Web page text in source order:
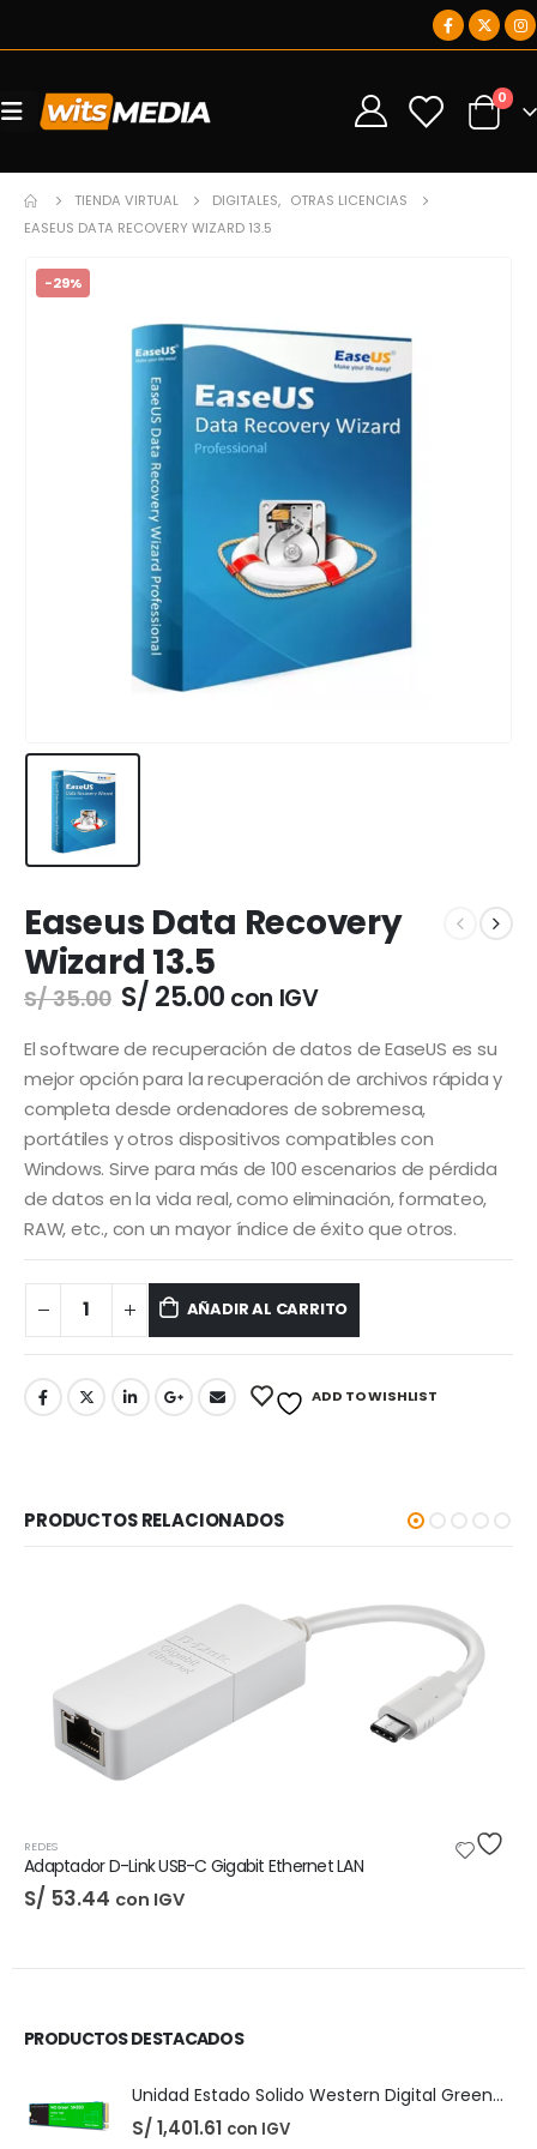
0 0
TIENDA VIRTUAL DIGITALES, OTRAS LICENCIAS
EASEUS DATA RECOVERY WIZARD 13.5
-29%
Easeus Data Recovery
Wizard 13.5
S/35.00 El
precio
original
era:
S/ 35.00.
S/ 25.00El
actual
es:
S/ 25.00.
con IGV
El software de recuperación de datos de EaseUS es su
mejor opción para la recuperación de archivos rápida y
completa desde ordenadores de sobremesa,
portátiles y otros dispositivos compatibles con
Windows. Sirve para más de 100 escenarios de pérdida
de datos en la vida real, como eliminación, formateo,
RAW, etc., con un mayor índice de éxito que otros.
AÑADIR AL CARRITO
ADD TO WISHLIST
PRODUCTOS RELACIONADOS
DIGITALES,LICENCIAS DE SOFTWARE
Adobe Creative Cloud - 1 Año